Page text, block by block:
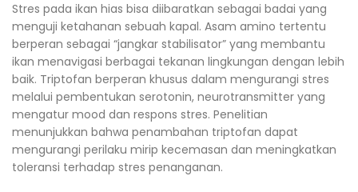
Stres pada ikan hias bisa diibaratkan sebagai badai yang
menguji ketahanan sebuah kapal. Asam amino tertentu
berperan sebagai “jangkar stabilisator” yang membantu
ikan menavigasi berbagai tekanan lingkungan dengan lebih
baik. Triptofan berperan khusus dalam mengurangi stres
melalui pembentukan serotonin, neurotransmitter yang
mengatur mood dan respons stres. Penelitian
menunjukkan bahwa penambahan triptofan dapat
mengurangi perilaku mirip kecemasan dan meningkatkan
toleransi terhadap stres penanganan.